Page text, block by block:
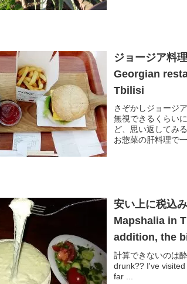
ジョージア料
Georgian
Tbilisi
さぞかしジョージ
無視できるくらい
ど、思い返してみ
お惣菜の肝料理で
安い上に税込
Mapshalia in
addition, the
restaurant
計算できないのは
drunk?? I've
far ...